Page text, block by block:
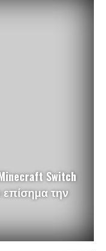
Switch
επίσημα την